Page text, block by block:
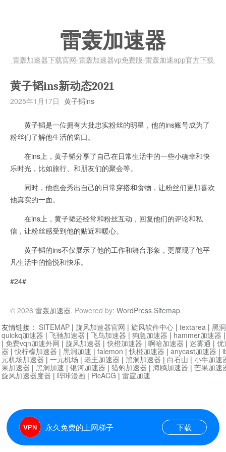
雷轰加速器
雷轰加速器下载官网-雷轰加速器vp免费版-雷轰加速app官方下载
黄子韬ins新动态2021
2025年1月17日 黄子韬ins
黄子韬是一位拥有大批忠实粉丝的明星，他的ins账号成为了
粉丝们了解他生活的窗口。
在ins上，黄子韬分享了自己在日常生活中的一些小确幸和快
乐时光，比如旅行、和朋友们的聚会等。
同时，他也会秀出自己的日常穿搭和食物，让粉丝们更加喜欢
他真实的一面。
在ins上，黄子韬还经常和粉丝互动，回复他们的评论和私
信，让粉丝感受到他的贴近和暖心。
黄子韬的ins不仅展示了他的工作和舞台形象，更展现了他平
凡生活中的愉悦和快乐。
#24#
© 2026 雷轰加速器. Powered by: WordPress.Sitemap.
永久免费的上网梯子 下载
友情链接： SITEMAP | 旋风加速器官网 | 旋风软件中心 | textarea | 黑
quickq加速器 | 飞驰加速器 | 飞鸟加速器 | 狗急加速器 | hammer加速器
| 免费vqn加速外网 | 旋风加速器 |快橙加速器 | 啊哈加速器 | 迷雾通 | 优
器 |快柠檬加速器 | 黑洞加速 | falemon |快橙加速器 | anycast加速器 |
元机场加速器 | 一元机场 | 老王加速器 | 黑洞加速器 | 白石山 | 小牛加速
果加速器 | 黑洞加速 | 银河加速器 | 猎豹加速器 | 海鸥加速器 | 芒果加速
旋风加速器度器 | 哔咔漫画 | PicACG | 雷霆加速